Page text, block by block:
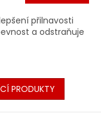
přilnavosti
a odstraňuje
PRODUKTY